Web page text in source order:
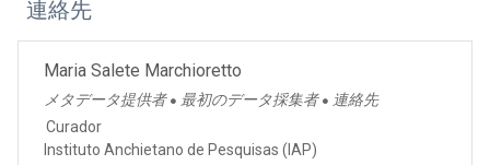
連絡先
Maria Salete Marchioretto
メタデータ提供者 ● 最初のデータ採集者 ● 連絡先
Curador
Instituto Anchietano de Pesquisas (IAP)